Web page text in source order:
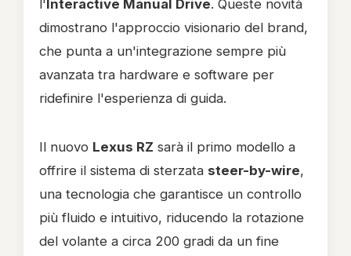
l'Interactive Manual Drive. Queste novità
dimostrano l'approccio visionario del brand,
che punta a un'integrazione sempre più
avanzata tra hardware e software per
ridefinire l'esperienza di guida.
Il nuovo Lexus RZ sarà il primo modello a
offrire il sistema di sterzata steer-by-wire,
una tecnologia che garantisce un controllo
più fluido e intuitivo, riducendo la rotazione
del volante a circa 200 gradi da un fine